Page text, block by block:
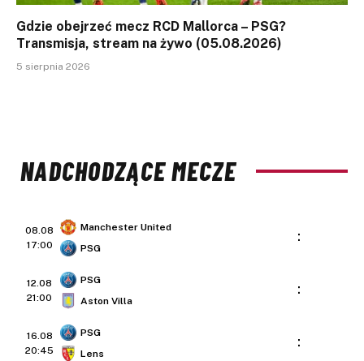
Gdzie obejrzeć mecz RCD Mallorca – PSG?
Transmisja, stream na żywo (05.08.2026)
5 sierpnia 2026
NADCHODZĄCE MECZE
08.08
17:00
Manchester United
PSG
:
12.08
21:00
PSG
Aston Villa
:
16.08
20:45
PSG
Lens
: